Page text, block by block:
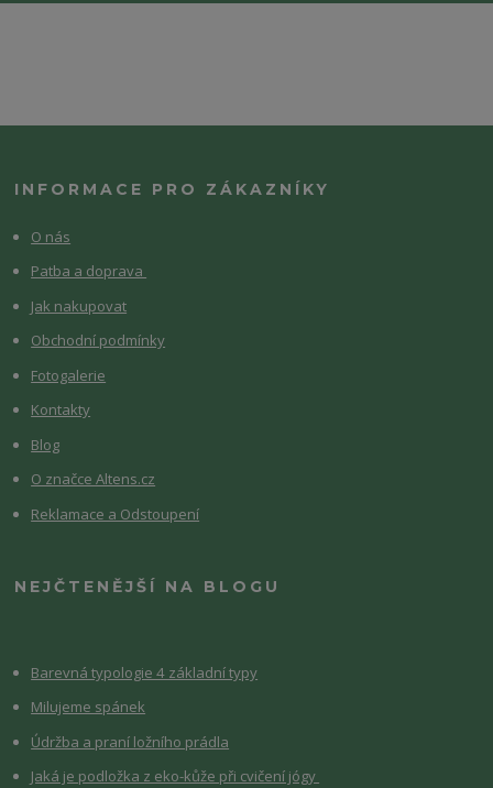
INFORMACE PRO ZÁKAZNÍKY
O nás
Patba a doprava
Jak nakupovat
Obchodní podmínky
Fotogalerie
Kontakty
Blog
O značce Altens.cz
Reklamace a Odstoupení
NEJČTENĚJŠÍ NA BLOGU
Barevná typologie 4 základní typy
Milujeme spánek
Údržba a praní ložního prádla
Jaká je podložka z eko-kůže při cvičení jógy